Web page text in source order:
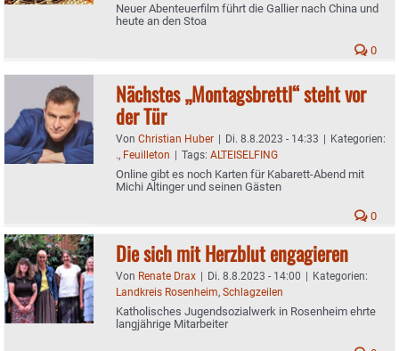
Neuer Abenteuerfilm führt die Gallier nach China und
heute an den Stoa
0
Nächstes „Montagsbrettl“ steht vor
der Tür
Von Christian Huber | Di. 8.8.2023 - 14:33 | Kategorien:
., Feuilleton | Tags: ALTEISELFING
Online gibt es noch Karten für Kabarett-Abend mit
Michi Altinger und seinen Gästen
0
Die sich mit Herzblut engagieren
Von Renate Drax | Di. 8.8.2023 - 14:00 | Kategorien:
Landkreis Rosenheim, Schlagzeilen
Katholisches Jugendsozialwerk in Rosenheim ehrte
langjährige Mitarbeiter